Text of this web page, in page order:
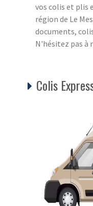
vos colis et plis
région de Le
documents,
N'hésitez pas à
Colis